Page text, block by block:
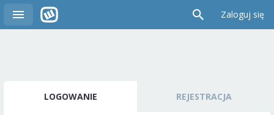
Zaloguj się
LOGOWANIE REJESTRACJA